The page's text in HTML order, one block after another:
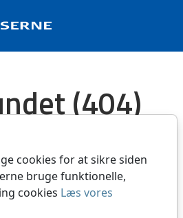
cookies for at sikre siden
bruge funktionelle,
cookies Læs vores
(404)
slettet eller flyttet
til forside
er en 404 fejl